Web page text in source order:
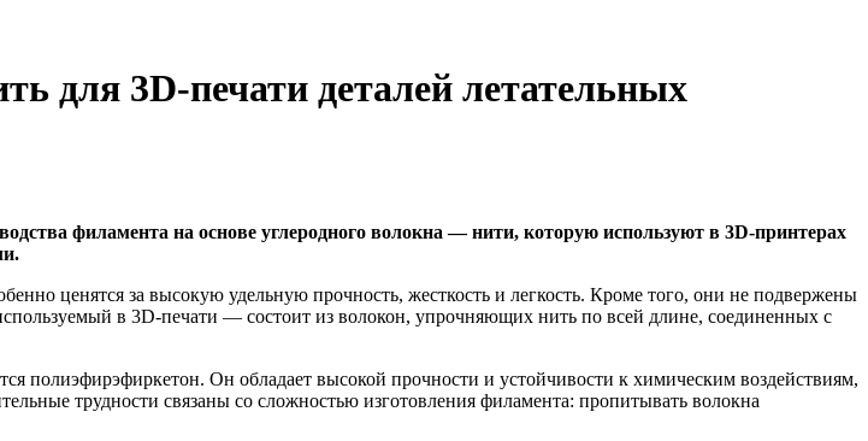
для 3D-печати деталей летательных
филамента на основе углеродного волокна — нити, которую используют в 3D-принтерах
ценятся за высокую удельную прочность, жесткость и легкость. Кроме того, они не подвержены
в 3D-печати — состоит из волокон, упрочняющих нить по всей длине, соединенных с
полиэфирэфиркетон. Он обладает высокой прочности и устойчивости к химическим воздействиям,
трудности связаны со сложностью изготовления филамента: пропитывать волокна